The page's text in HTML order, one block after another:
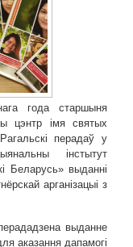
года старшыня
цэнтр імя святых
перадаў у
інстытут
Беларусь» выданні
арганізацыі з
выданне
аказання дапамогі